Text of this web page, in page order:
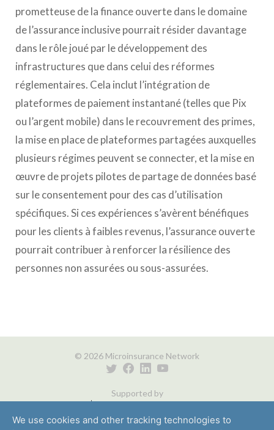
We use cookies and other tracking technologies to
prometteuse de la finance ouverte dans le domaine
de l’assurance inclusive pourrait résider davantage
dans le rôle joué par le développement des
infrastructures que dans celui des réformes
réglementaires. Cela inclut l’intégration de
plateformes de paiement instantané (telles que Pix
ou l’argent mobile) dans le recouvrement des primes,
la mise en place de plateformes partagées auxquelles
plusieurs régimes peuvent se connecter, et la mise en
œuvre de projets pilotes de partage de données basé
sur le consentement pour des cas d’utilisation
spécifiques. Si ces expériences s’avèrent bénéfiques
pour les clients à faibles revenus, l’assurance ouverte
pourrait contribuer à renforcer la résilience des
personnes non assurées ou sous-assurées.
© 2026 Microinsurance Network
Supported by